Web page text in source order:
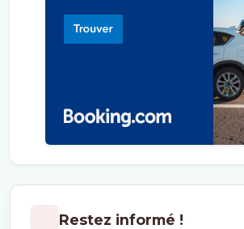
Restez informé !